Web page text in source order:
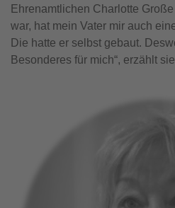
Ehrenamtlichen Charlotte
war, hat mein Vater mir auch
Die hatte er selbst gebaut.
Besonderes für mich“, erzählt